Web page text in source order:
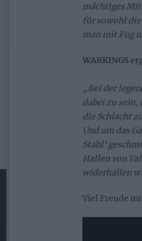
mächtiges
für sowohl die
man mit Fug
WARKINGS
„Bei der
dabei zu sein,
die Schlacht
Und um das
Stahl‘
Hallen von
widerhallen
Viel Freude